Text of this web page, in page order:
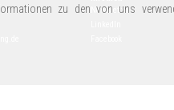
Newsletter
zu den von uns